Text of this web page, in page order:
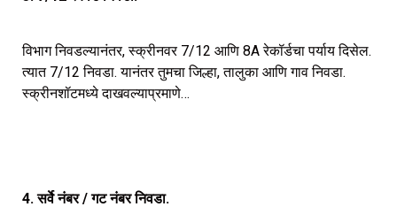
विभाग निवडल्यानंतर, स्क्रीनवर 7/12 आणि 8A रेकॉर्डचा पर्याय दिसेल.
त्यात 7/12 निवडा. यानंतर तुमचा जिल्हा, तालुका आणि गाव निवडा.
स्क्रीनशॉटमध्ये दाखवल्याप्रमाणे…
4. सर्वे नंबर / गट नंबर निवडा.